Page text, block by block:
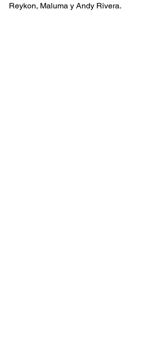
Reykon, Maluma y Andy Rivera.